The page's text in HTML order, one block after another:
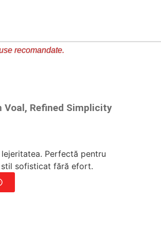
recomandate.
Refined Simplicity
Perfectă pentru
sofisticat fără efort.